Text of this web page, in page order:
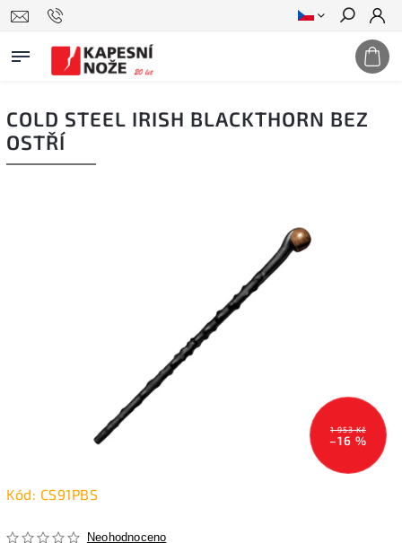
Hledat
COLD STEEL IRISH BLACKTHORN BEZ
OSTŘÍ
1 953 Kč
–16 %
Kód: CS91PBS
Neohodnoceno